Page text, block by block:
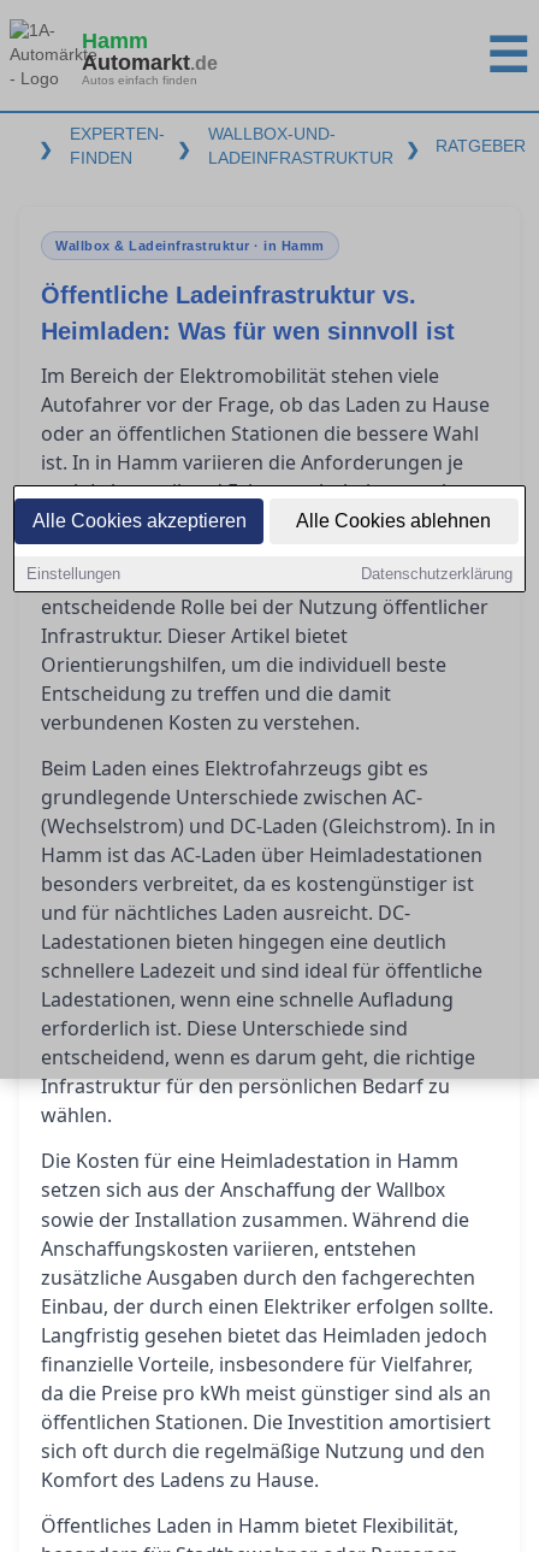
Alle Cookies akzeptieren Alle Cookies ablehnen
Einstellungen Datenschutzerklärung
Hamm
Automarkt.de
Autos einfach finden ☰
❯
EXPERTEN-
FINDEN
❯
WALLBOX-UND-
LADEINFRASTRUKTUR
❯ RATGEBER
Wallbox & Ladeinfrastruktur · in Hamm
Öffentliche Ladeinfrastruktur vs.
Heimladen: Was für wen sinnvoll ist
Im Bereich der Elektromobilität stehen viele
Autofahrer vor der Frage, ob das Laden zu Hause
oder an öffentlichen Stationen die bessere Wahl
ist. In in Hamm variieren die Anforderungen je
nach Lebensstil und Fahrgewohnheiten stark.
Während das Heimladen langfristige
Investitionen erfordert, spielt die
Ladegeschwindigkeit – ob AC oder DC – eine
entscheidende Rolle bei der Nutzung öffentlicher
Infrastruktur. Dieser Artikel bietet
Orientierungshilfen, um die individuell beste
Entscheidung zu treffen und die damit
verbundenen Kosten zu verstehen.
Beim Laden eines Elektrofahrzeugs gibt es
grundlegende Unterschiede zwischen AC-
(Wechselstrom) und DC-Laden (Gleichstrom). In in
Hamm ist das AC-Laden über Heimladestationen
besonders verbreitet, da es kostengünstiger ist
und für nächtliches Laden ausreicht. DC-
Ladestationen bieten hingegen eine deutlich
schnellere Ladezeit und sind ideal für öffentliche
Ladestationen, wenn eine schnelle Aufladung
erforderlich ist. Diese Unterschiede sind
entscheidend, wenn es darum geht, die richtige
Infrastruktur für den persönlichen Bedarf zu
wählen.
Die Kosten für eine Heimladestation in Hamm
setzen sich aus der Anschaffung der Wallbox
sowie der Installation zusammen. Während die
Anschaffungskosten variieren, entstehen
zusätzliche Ausgaben durch den fachgerechten
Einbau, der durch einen Elektriker erfolgen sollte.
Langfristig gesehen bietet das Heimladen jedoch
finanzielle Vorteile, insbesondere für Vielfahrer,
da die Preise pro kWh meist günstiger sind als an
öffentlichen Stationen. Die Investition amortisiert
sich oft durch die regelmäßige Nutzung und den
Komfort des Ladens zu Hause.
Öffentliches Laden in Hamm bietet Flexibilität,